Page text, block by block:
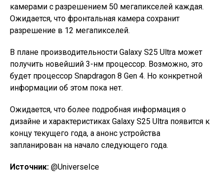
камерами с разрешением 50 мегапикселей каждая.
Ожидается, что фронтальная камера сохранит
разрешение в 12 мегапикселей.
В плане производительности Galaxy S25 Ultra может
получить новейший 3-нм процессор. Возможно, это
будет процессор Snapdragon 8 Gen 4. Но конкретной
информации об этом пока нет.
Ожидается, что более подробная информация о
дизайне и характеристиках Galaxy S25 Ultra появится к
концу текущего года, а анонс устройства
запланирован на начало следующего года.
Источник: @UniverseIce